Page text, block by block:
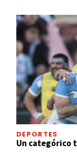
DEPORTES
Un categórico